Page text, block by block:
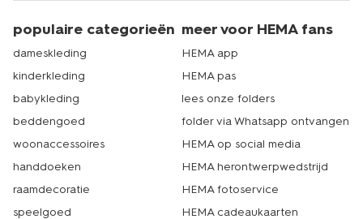
populaire categorieën
dameskleding
kinderkleding
babykleding
beddengoed
woonaccessoires
handdoeken
raamdecoratie
speelgoed
meer voor HEMA fans
HEMA app
HEMA pas
lees onze folders
folder via Whatsapp ontvangen
HEMA op social media
HEMA herontwerpwedstrijd
HEMA fotoservice
HEMA cadeaukaarten